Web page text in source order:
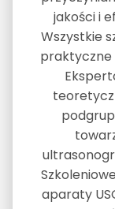
jakości i
Wszystkie
praktyczne
aparaty